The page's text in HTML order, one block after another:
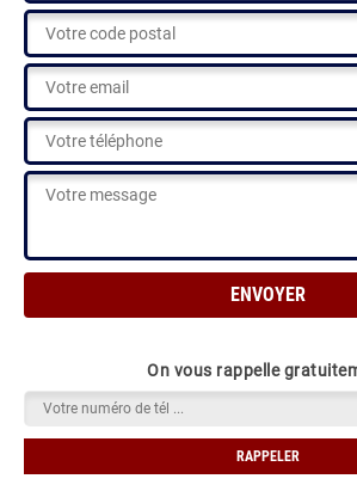
On vous rappelle